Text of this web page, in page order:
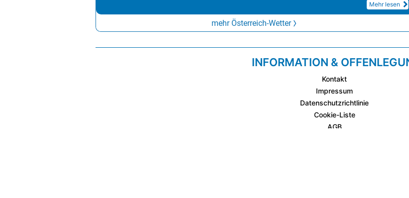
Mehr lesen
mehr Österreich-Wetter
INFORMATION &
Kontakt
Impressum
Datenschutzrichtlinie
Cookie-Liste
AGB